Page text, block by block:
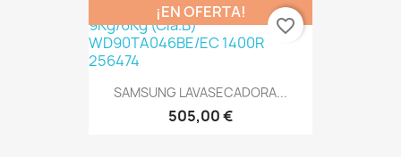
SAMSUNG LAVASECADORA...
505,00 €
¡EN OFERTA!
favorite_border